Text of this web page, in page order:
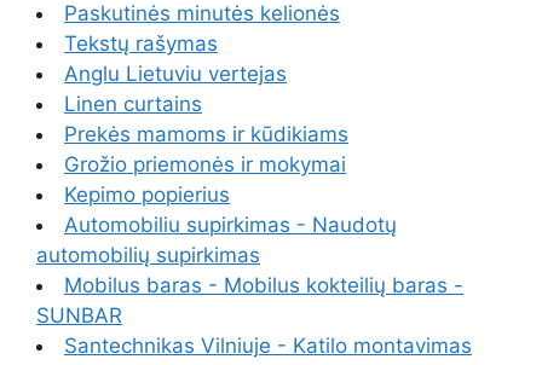
Paskutinės minutės kelionės
Tekstų rašymas
Anglu Lietuviu vertejas
Linen curtains
Prekės mamoms ir kūdikiams
Grožio priemonės ir mokymai
Kepimo popierius
Automobiliu supirkimas - Naudotų
automobilių supirkimas
Mobilus baras - Mobilus kokteilių baras -
SUNBAR
Santechnikas Vilniuje - Katilo montavimas